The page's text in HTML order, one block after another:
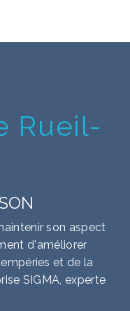
Rueil-
son aspect
d'améliorer
et de la
SIGMA, experte